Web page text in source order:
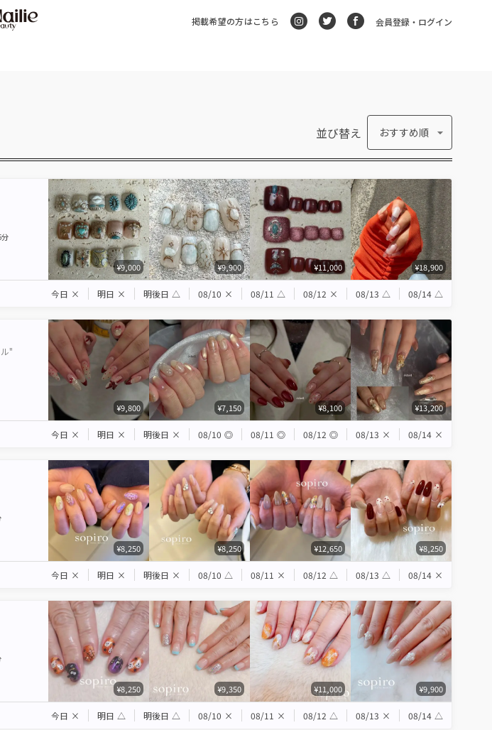
掲載希望の方はこちら 会員登録・ログイン
並び替え おすすめ順
¥9,000 ¥9,900 ¥11,000 ¥18,900
今日 × 明日 × 明後日 △ 08/10 × 08/11 △ 08/12 × 08/13 △ 08/14 △
"
¥9,800 ¥7,150 ¥8,100 ¥13,200
今日 × 明日 × 明後日 × 08/10 ◎ 08/11 ◎ 08/12 ◎ 08/13 × 08/14 ×
¥8,250 ¥8,250 ¥12,650 ¥8,250
今日 × 明日 × 明後日 × 08/10 △ 08/11 × 08/12 △ 08/13 △ 08/14 ×
¥8,250 ¥9,350 ¥11,000 ¥9,900
今日 × 明日 △ 明後日 △ 08/10 × 08/11 × 08/12 △ 08/13 × 08/14 △